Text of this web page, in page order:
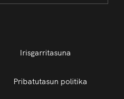
Irisgarritasuna
Pribatutasun politika